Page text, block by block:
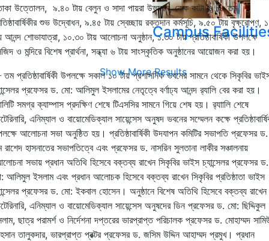
Campus
Show More Results
উত্তোলন, ৯.৪০ টায় বেলুন ও সাদা পায়রা উড্ডয়ন, কেক কাটা ও ১৮ তম
শুভ উদ্বোধন, ৯.৪৫ টায় স্বেচ্ছায় রক্তদান কর্মসূচি, ৯.৫০ টায় বৃক্ষরোপণ,
আনন্দ শোভাযাত্রা, ১০.৩০ টায় আলোচনা অনুষ্ঠান, ১.৩০ টায় প্রতিষ্ঠাবার্ষিকী উপলক্ষে
ও মন্দিরে বিশেষ প্রার্থনা, সন্ধ্যা ৬ টায় সাংস্কৃতিক অনুষ্ঠানের আয়োজন করা হয়।
প্রতিষ্ঠাবার্ষিকী উপলক্ষে সকাল ১০ টায় প্রশাসনিক ভবনের সামনে থেকে সিকৃবির
প্রফেসর ড. মো: আলিমুল ইসলামের নেতৃত্বে বর্ণাঢ্য আনন্দ র‌্যালি বের করা হয়।
সমগ্র ক্যাম্পাস প্রদক্ষিণ শেষে টিএসসির সামনে গিয়ে শেষ হয়। র‌্যাালি শেষে
এনিম্যাল ও বায়োমেডিক্যাল সায়েন্সেস অনুষদ ভবনের সম্মেলন কক্ষে
আলোচনা সভা অনুষ্ঠিত হয়। প্রতিষ্ঠাবার্ষিকী উদযাপন কমিটির সভাপতি প্রফেসর ড.
রাশেদ হাসনাতের সভাপতিত্বে এবং প্রফেসর ড. নাসরিন সুলতানা লাকীর সঞ্চালনায়
সভায় প্রধান অতিথি হিসেবে বক্তব্য রাখেন সিকৃবির ভাইস চ্যান্সেলর প্রফেসর ড.
আলিমুল ইসলাম এবং প্রধান আলোচক হিসেবে বক্তব্য রাখেন সিকৃবির প্রতিষ্ঠাতা ভাইস
প্রফেসর ড. মো: ইকবাল হোসেন। অনুষ্ঠানে বিশেষ অতিথি হিসেবে বক্তব্য রাখেন
এনিম্যাল ও বায়োমেডিক্যাল সায়েন্সেস অনুষদের ডিন প্রফেসর ড. মো: ছিদ্দিকুল
ছাত্র পরামর্শ ও নির্দেশনা দপ্তরের ভারপ্রাপ্ত পরিচালক প্রফেসর ড. মোহাম্মদ
তালুকদার, ভারপ্রাপ্ত প্রক্টর প্রফেসর ড. জসিম উদ্দিন আহাম্মদ প্রমুখ। প্রধান